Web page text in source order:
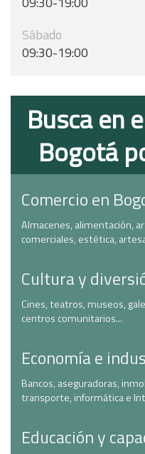
Sábado
09:30-19:00
Busca en
Bogotá
Comercio en
Almacenes, alimentación,
comerciales, estética,
Cultura y
Cines, teatros, museos,
centros comunitarios...
Economía e
Bancos, aseguradoras,
transporte, informática e
Educación y